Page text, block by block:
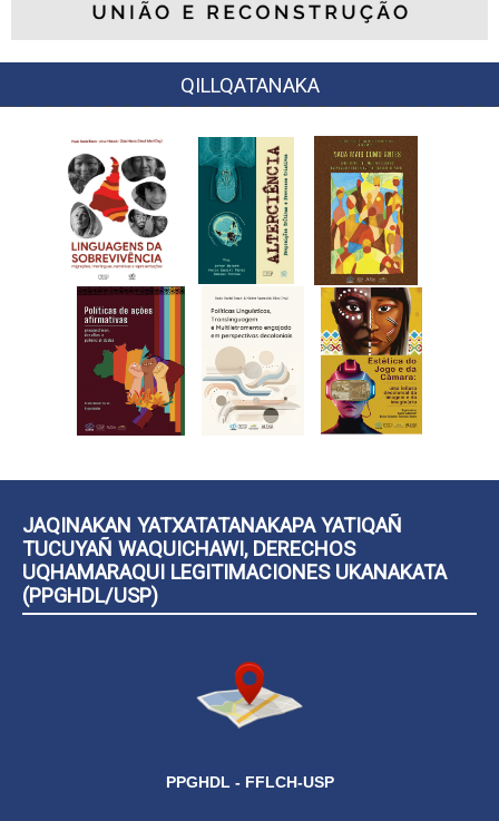
QILLQATANAKA
JAQINAKAN YATXATATANAKAPA YATIQAÑ
TUCUYAÑ WAQUICHAWI, DERECHOS
UQHAMARAQUI LEGITIMACIONES UKANAKATA
(PPGHDL/USP)
PPGHDL - FFLCH-USP